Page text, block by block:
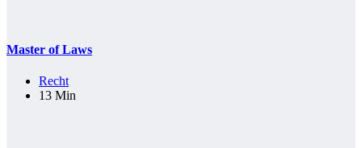
Master of Laws
Recht
13 Min